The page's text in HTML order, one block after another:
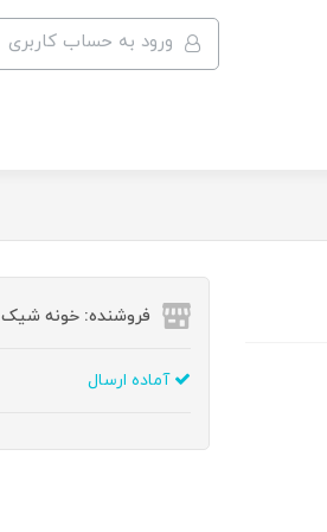
ورود به حساب کاربری
فروشنده: خونه شیک
آماده ارسال